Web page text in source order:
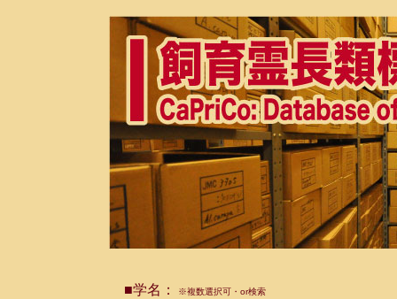
■学名： ※複数選択可・or検索